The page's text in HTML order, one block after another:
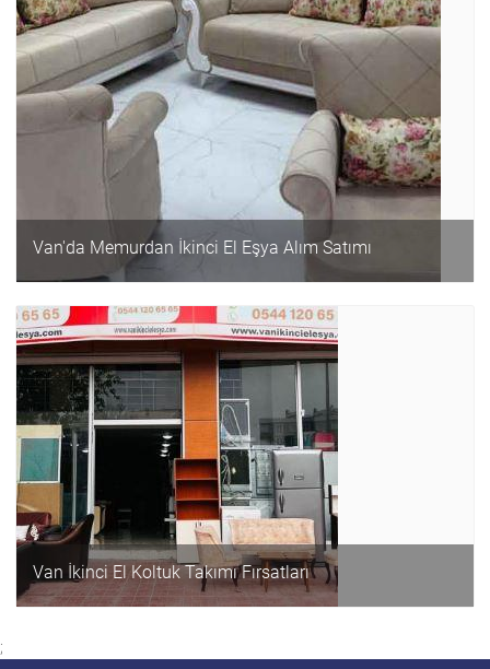
Van'da Memurdan İkinci El Eşya Alım Satımı
Van İkinci El Koltuk Takımı Fırsatları
;